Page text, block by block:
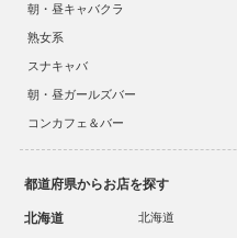
朝・昼キャバクラ
熟女系
スナキャバ
朝・昼ガールズバー
コンカフェ＆バー
都道府県からお店を探す
北海道 北海道